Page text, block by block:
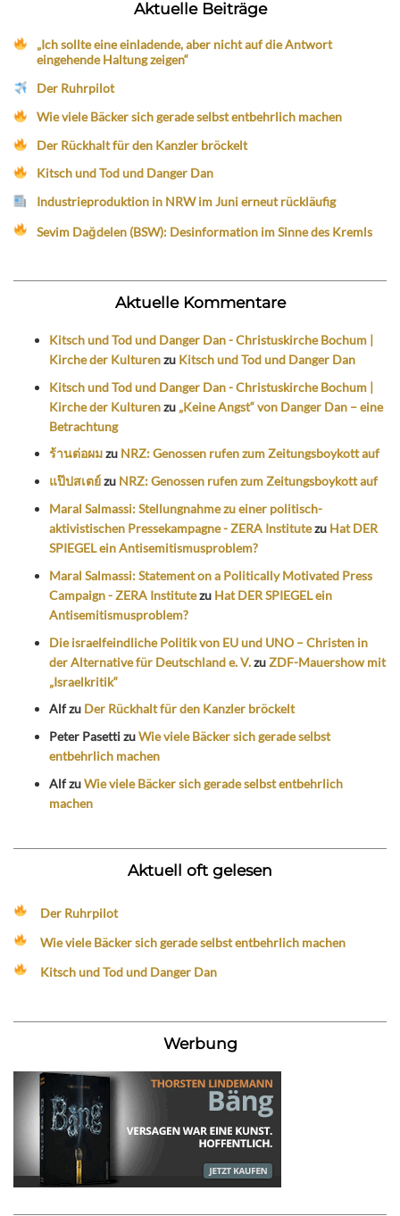
Aktuelle Beiträge
„Ich sollte eine einladende, aber nicht auf die Antwort
eingehende Haltung zeigen“
Der Ruhrpilot
Wie viele Bäcker sich gerade selbst entbehrlich machen
Der Rückhalt für den Kanzler bröckelt
Kitsch und Tod und Danger Dan
Industrieproduktion in NRW im Juni erneut rückläufig
Sevim Dağdelen (BSW): Desinformation im Sinne des Kremls
Aktuelle Kommentare
Kitsch und Tod und Danger Dan - Christuskirche Bochum |
Kirche der Kulturenzu Kitsch und Tod und Danger Dan
Kitsch und Tod und Danger Dan - Christuskirche Bochum |
Kirche der Kulturenzu „Keine Angst“ von Danger Dan – eine
Betrachtung
ร้านต่อผมzu NRZ: Genossen rufen zum Zeitungsboykott auf
แป๊ปสเตย์zu NRZ: Genossen rufen zum Zeitungsboykott auf
Maral Salmassi: Stellungnahme zu einer politisch-
aktivistischen Pressekampagne - ZERA Institutezu Hat DER
SPIEGEL ein Antisemitismusproblem?
Maral Salmassi: Statement on a Politically Motivated Press
Campaign - ZERA Institutezu Hat DER SPIEGEL ein
Antisemitismusproblem?
Die israelfeindliche Politik von EU und UNO – Christen in
der Alternative für Deutschland e. V.zuZDF-Mauershow mit
„Israelkritik“
Alfzu Der Rückhalt für den Kanzler bröckelt
Peter PasettizuWie viele Bäcker sich gerade selbst
entbehrlich machen
AlfzuWie viele Bäcker sich gerade selbst entbehrlich
machen
Aktuell oft gelesen
Der Ruhrpilot
Wie viele Bäcker sich gerade selbst entbehrlich machen
Kitsch und Tod und Danger Dan
Werbung